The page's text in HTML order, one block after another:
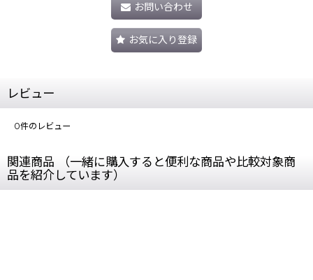
お問い合わせ
お気に入り登録
レビュー
0件のレビュー
関連商品 （一緒に購入すると便利な商品や比較対象商
品を紹介しています）